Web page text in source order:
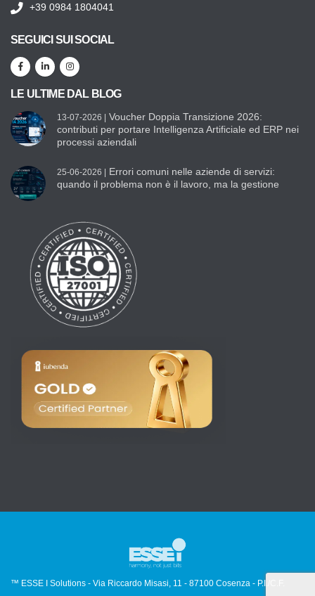
+39 0984 1804041
SEGUICI SUI SOCIAL
LE ULTIME DAL BLOG
13-07-2026 |
Voucher Doppia Transizione 2026:
contributi per portare Intelligenza Artificiale ed ERP nei
processi aziendali
25-06-2026 |
Errori comuni nelle aziende di servizi:
quando il problema non è il lavoro, ma la gestione
™ ESSE I Solutions - Via Riccardo Misasi, 11 - 87100 Cosenza - P.I./C.F.